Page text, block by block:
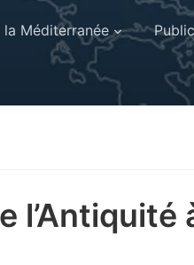
la Méditerranée
l’Antiquité